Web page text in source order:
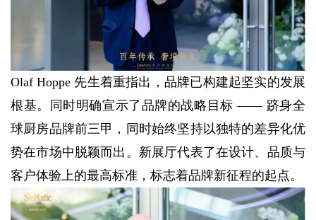
Olaf Hoppe 先生着重指出，品牌已构建起坚实的发展
根基。同时明确宣示了品牌的战略目标 —— 跻身全
球厨房品牌前三甲，同时始终坚持以独特的差异化优
势在市场中脱颖而出。新展厅代表了在设计、品质与
客户体验上的最高标准，标志着品牌新征程的起点。